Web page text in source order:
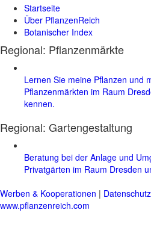
Startseite
Über PflanzenReich
Botanischer Index
Regional: Pflanzenmärkte
Lernen Sie meine Pflanzen und
Pflanzenmärkten im Raum
kennen.
Regional: Gartengestaltung
Beratung bei der Anlage und
Privatgärten im Raum Dresden
Werben & Kooperationen |
www.pflanzenreich.com